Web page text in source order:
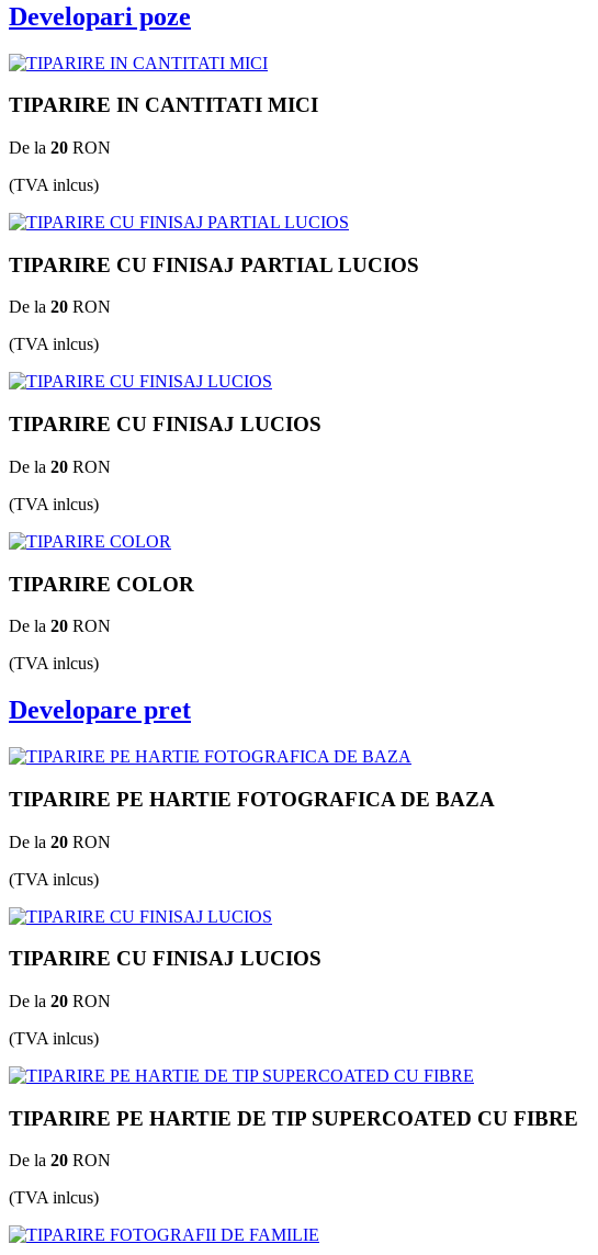
Developari poze
TIPARIRE IN CANTITATI MICI
De la 20 RON
(TVA inlcus)
TIPARIRE CU FINISAJ PARTIAL LUCIOS
De la 20 RON
(TVA inlcus)
TIPARIRE CU FINISAJ LUCIOS
De la 20 RON
(TVA inlcus)
TIPARIRE COLOR
De la 20 RON
(TVA inlcus)
Developare pret
TIPARIRE PE HARTIE FOTOGRAFICA DE BAZA
De la 20 RON
(TVA inlcus)
TIPARIRE CU FINISAJ LUCIOS
De la 20 RON
(TVA inlcus)
TIPARIRE PE HARTIE DE TIP SUPERCOATED CU FIBRE
De la 20 RON
(TVA inlcus)